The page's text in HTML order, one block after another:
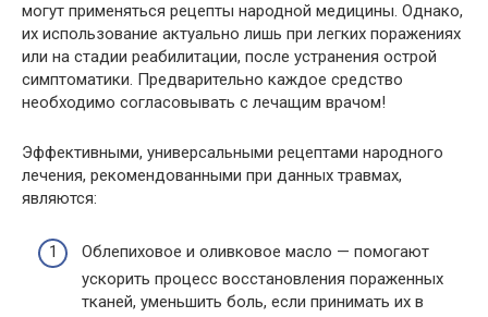
могут применяться рецепты народной медицины. Однако,
их использование актуально лишь при легких поражениях
или на стадии реабилитации, после устранения острой
симптоматики. Предварительно каждое средство
необходимо согласовывать с лечащим врачом!
Эффективными, универсальными рецептами народного
лечения, рекомендованными при данных травмах,
являются:
Облепиховое и оливковое масло — помогают
ускорить процесс восстановления пораженных
тканей, уменьшить боль, если принимать их в